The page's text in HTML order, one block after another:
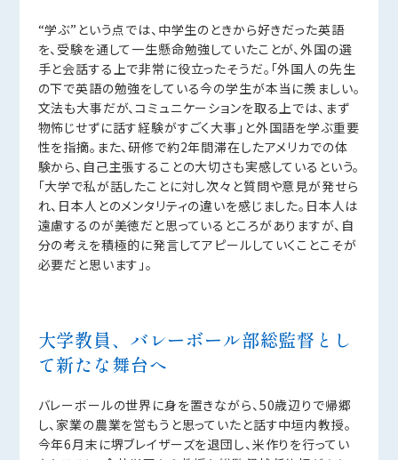
“学ぶ”という点では、中学生のときから好きだった英語
を、受験を通して一生懸命勉強していたことが、外国の選
手と会話する上で非常に役立ったそうだ。「外国人の先生
の下で英語の勉強をしている今の学生が本当に羨ましい。
文法も大事だが、コミュニケーションを取る上では、まず
物怖じせずに話す経験がすごく大事」と外国語を学ぶ重要
性を指摘。また、研修で約2年間滞在したアメリカでの体
験から、自己主張することの大切さも実感しているという。
「大学で私が話したことに対し次々と質問や意見が発せら
れ、日本人とのメンタリティの違いを感じました。日本人は
遠慮するのが美徳だと思っているところがありますが、自
分の考えを積極的に発言してアピールしていくことこそが
必要だと思います」。
大学教員、バレーボール部総監督とし
て新たな舞台へ
バレーボールの世界に身を置きながら、50歳辺りで帰郷
し、家業の農業を営もうと思っていたと話す中垣内教授。
今年6月末に堺ブレイザーズを退団し、米作りを行ってい